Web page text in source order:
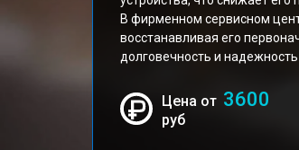
В фирменном сервисном
восстанавливая его
долговечность и
Цена от 3600
руб